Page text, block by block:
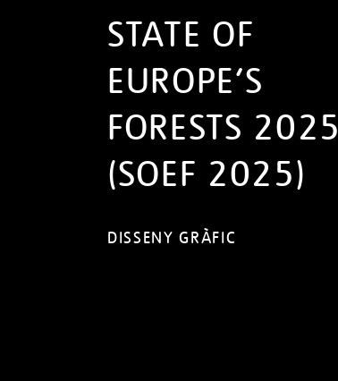
STATE OF
EUROPE’S
FORESTS 2025
(SOEF 2025)
DISSENY GRÀFIC